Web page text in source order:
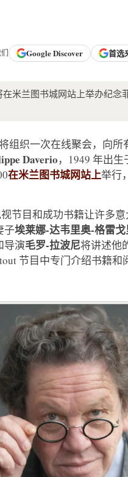
GoogleDiscover 首选
在米兰图书城网站上举办纪
将组织一次在线聚会，向所
Daverio，1949 年出生
在米兰图书城网站上举行
节目和成功书籍让许多
子埃莱娜-达韦里奥-格雷
导演毛罗-拉波尼将讲述他
节目中专门介绍书籍和